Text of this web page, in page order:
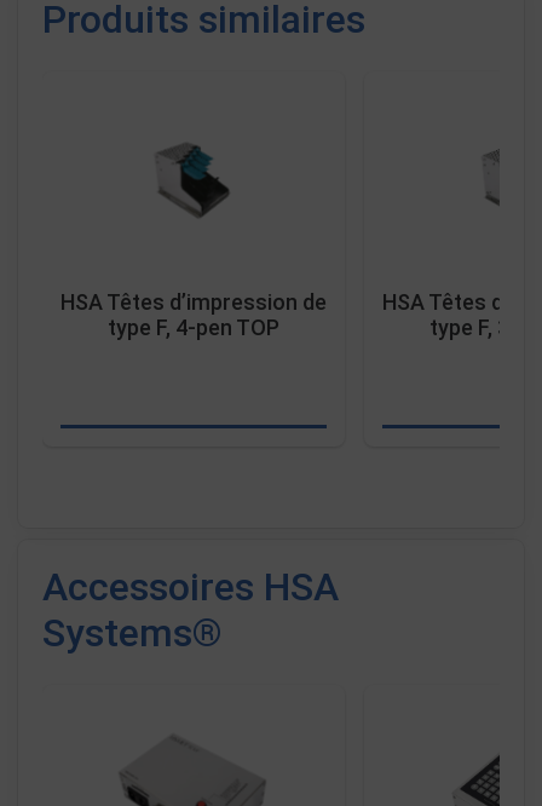
HSA Têtes d’impression de
HSA Têtes
Accessoires HSA
Systems®